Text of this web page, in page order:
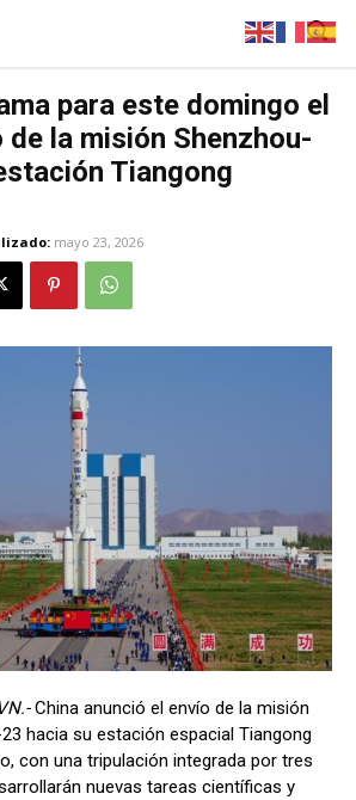
para este domingo el
la misión Shenzhou-
Tiangong
mayo 23, 2026
China anunció el envío de la misión
hacia su estación espacial Tiangong
con una tripulación integrada por tres
nuevas tareas científicas y